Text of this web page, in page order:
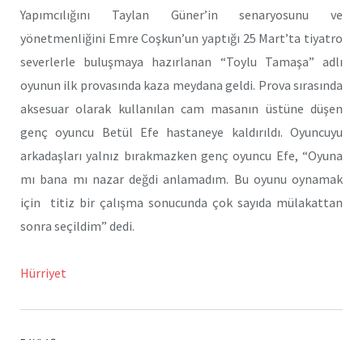
Yapımcılığını Taylan Güner’in senaryosunu ve
yönetmenliğini Emre Coşkun’un yaptığı 25 Mart’ta tiyatro
severlerle buluşmaya hazırlanan “Toylu Tamaşa” adlı
oyunun ilk provasında kaza meydana geldi. Prova sırasında
aksesuar olarak kullanılan cam masanın üstüne düşen
genç oyuncu Betül Efe hastaneye kaldırıldı. Oyuncuyu
arkadaşları yalnız bırakmazken genç oyuncu Efe, “Oyuna
mı bana mı nazar değdi anlamadım. Bu oyunu oynamak
için titiz bir çalışma sonucunda çok sayıda mülakattan
sonra seçildim” dedi.
Hürriyet